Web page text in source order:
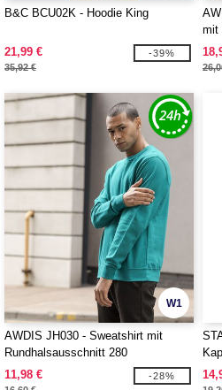
B&C BCU02K - Hoodie King
21,99 €
35,92 €
-39%
mit
W1
AWDIS JH030 - Sweatshirt mit
Rundhalsausschnitt 280
11,98 €
-28%